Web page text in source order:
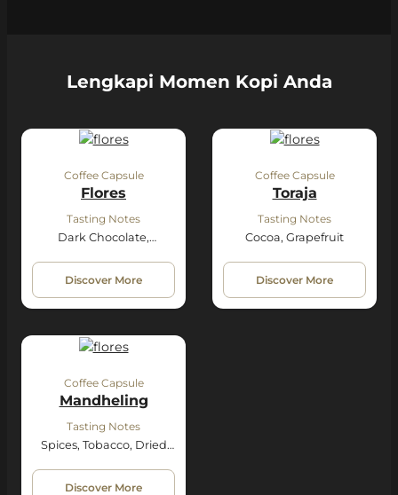
Lengkapi Momen Kopi Anda
Coffee Capsule
Flores
Tasting Notes
Dark Chocolate,
Discover More
Coffee Capsule
Toraja
Tasting Notes
Cocoa, Grapefruit
Discover More
Coffee Capsule
Mandheling
Tasting Notes
Spices, Tobacco, Dried
Discover More